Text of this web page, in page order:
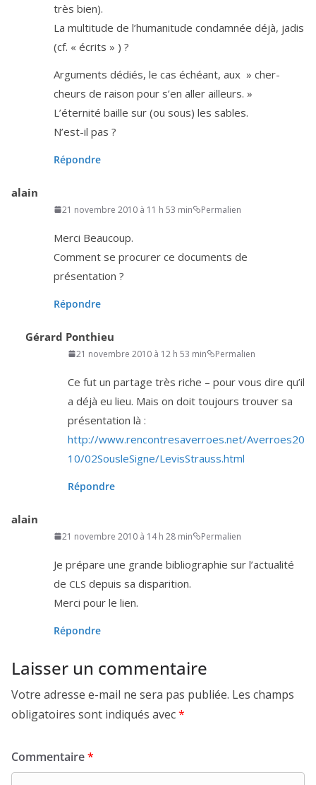
très bien).
La mul­ti­tude de l’hu­ma­ni­tude condam­née déjà, jadis
(cf. « écrits » ) ?
Arguments dédiés, le cas échéant, aux » cher­
cheurs de rai­son pour s’en aller ailleurs. »
L’éternité baille sur (ou sous) les sables.
N’est-il pas ?
Répondre
alain
21 novembre 2010 à 11 h 53 min Permalien
Merci Beaucoup.
Comment se pro­cu­rer ce docu­ments de
présentation ?
Répondre
Gérard Ponthieu
21 novembre 2010 à 12 h 53 min Permalien
Ce fut un par­tage très riche – pour vous dire qu’il
a déjà eu lieu. Mais on doit tou­jours trou­ver sa
pré­sen­ta­tion là :
http://​www​.ren​con​tre​sa​ver​roes​.net/​A​v​e​r​r​o​e​s​20
1 0​/​02​S​o​u​s​l​e​S​i​g​n​e​/​L​e​v​i​s​S​t​r​a​u​s​s​.​h​tml
Répondre
alain
21 novembre 2010 à 14 h 28 min Permalien
Je pré­pare une grande biblio­gra­phie sur l’ac­tua­li­té
de CLS depuis sa disparition.
Merci pour le lien.
Répondre
Laisser un commentaire
Votre adresse e-mail ne sera pas publiée. Les champs
obligatoires sont indiqués avec*
Commentaire*